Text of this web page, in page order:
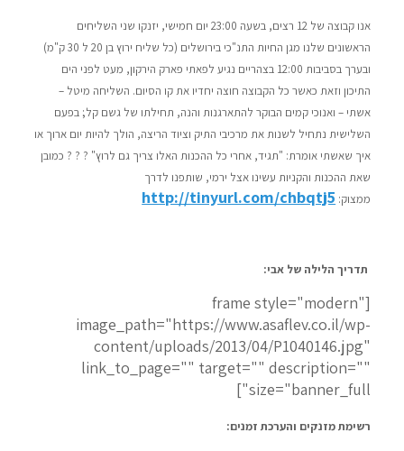
אנו קבוצה של 12 רצים, בשעה 23:00 יום חמישי, יזנקו שני השליחים
הראשונים שלנו מגן החיות התנ"כי בירושלים (כל שליח ירוץ בן 20 ל 30 ק"מ)
ובערך בסביבות 12:00 בצהריים נגיע לפאתי פארק הירקון, מעט לפני הים
התיכון וזאת כאשר כל הקבוצה חוצה יחדיו את קו הסיום. השליחה מיטל –
אשתי – ואנוכי קמים הבוקר להתארגנות והנה, תחילתו של גשם קל; בפעם
השלישית נתחיל לשנות את מרכיבי התיק וציוד הריצה, הולך להיות יום ארוך או
איך שאשתי אומרת: "תגיד, אחרי כל ההכנות האלו צריך גם לרוץ" ? ? ? כמובן
שאת ההכנות והקניות עשינו אצל ירמי, שותפנו לדרך
ממצוק: http://tinyurl.com/chbqtj5
תדריך הלילה של אבי:
[frame style="modern"
image_path="https://www.asaflev.co.il/wp-
content/uploads/2013/04/P1040146.jpg"
link_to_page="" target="" description=""
size="banner_full"]
רשימת מזנקים והערכת זמנים: